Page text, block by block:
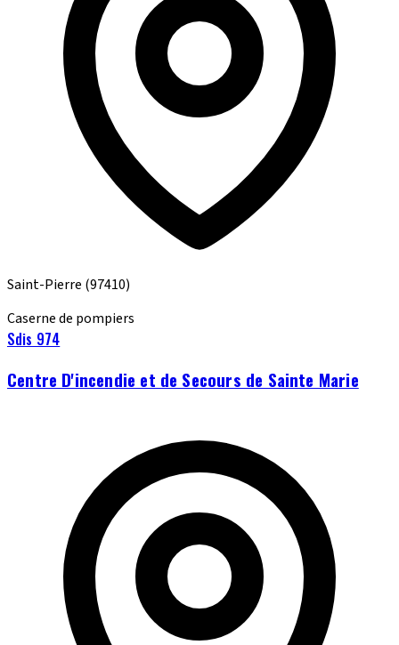
Saint-Pierre (97410)
Caserne de pompiers
Sdis 974
Centre D'incendie et de Secours de Sainte Marie